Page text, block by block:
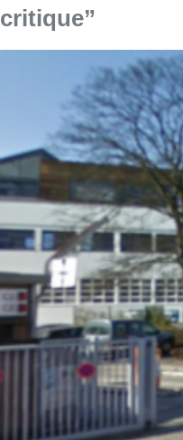
critique”